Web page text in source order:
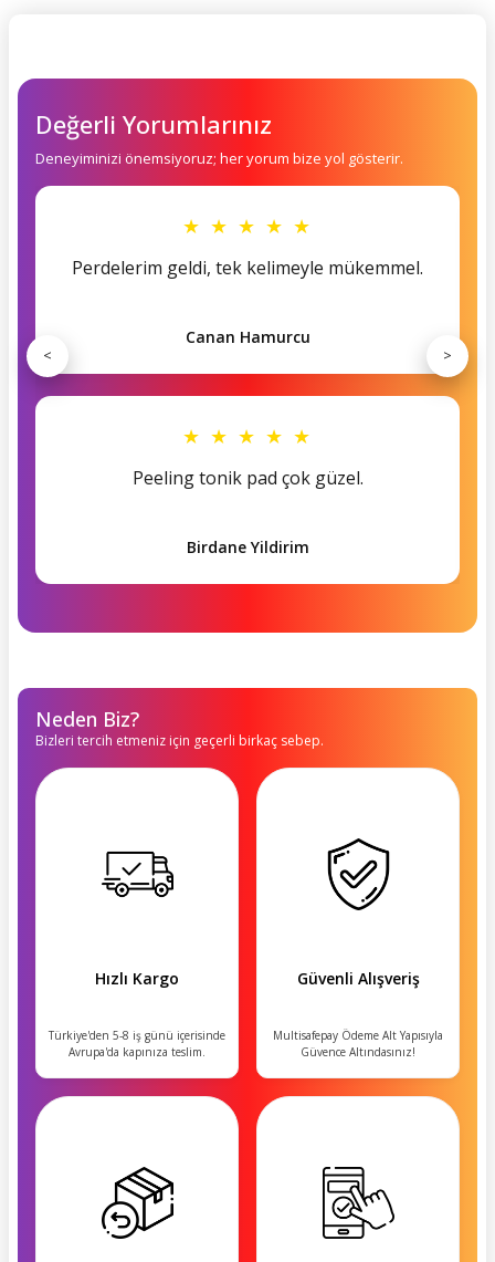
Değerli Yorumlarınız
Deneyiminizi önemsiyoruz; her yorum bize yol gösterir.
★ ★ ★ ★ ★
Perdelerim geldi, tek kelimeyle mükemmel.
Canan Hamurcu
★ ★ ★ ★ ★
Peeling tonik pad çok güzel.
Birdane Yildirim
< >
Neden Biz?
Bizleri tercih etmeniz için geçerli birkaç sebep.
Hızlı Kargo
Türkiye'den 5-8 iş günü içerisinde
Avrupa'da kapınıza teslim.
Güvenli Alışveriş
Multisafepay Ödeme Alt Yapısıyla
Güvence Altındasınız!